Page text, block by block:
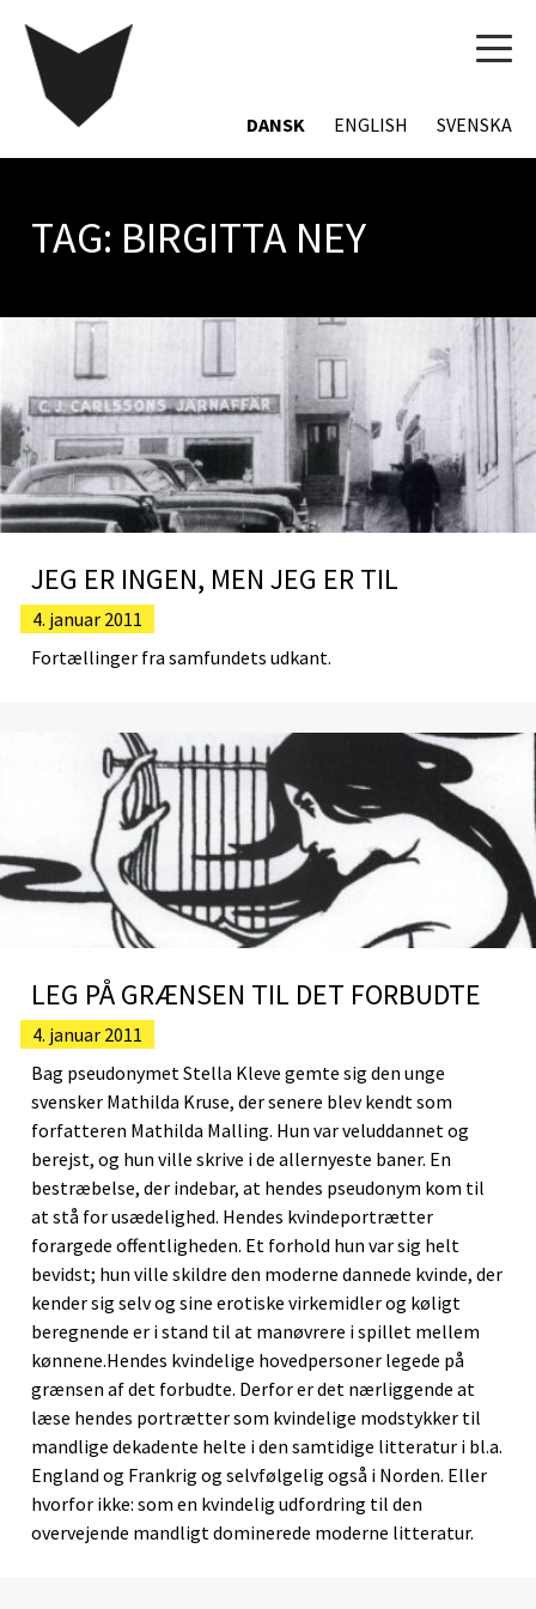
DANSK ENGLISH SVENSKA
TAG: BIRGITTA NEY
JEG ER INGEN, MEN JEG ER TIL
4. januar 2011
Fortællinger fra samfundets udkant.
LEG PÅ GRÆNSEN TIL DET FORBUDTE
4. januar 2011
Bag pseudonymet Stella Kleve gemte sig den unge
svensker Mathilda Kruse, der senere blev kendt som
forfatteren Mathilda Malling. Hun var veluddannet og
berejst, og hun ville skrive i de allernyeste baner. En
bestræbelse, der indebar, at hendes pseudonym kom til
at stå for usædelighed. Hendes kvindeportrætter
forargede offentligheden. Et forhold hun var sig helt
bevidst; hun ville skildre den moderne dannede kvinde, der
kender sig selv og sine erotiske virkemidler og køligt
beregnende er i stand til at manøvrere i spillet mellem
kønnene.Hendes kvindelige hovedpersoner legede på
grænsen af det forbudte. Derfor er det nærliggende at
læse hendes portrætter som kvindelige modstykker til
mandlige dekadente helte i den samtidige litteratur i bl.a.
England og Frankrig og selvfølgelig også i Norden. Eller
hvorfor ikke: som en kvindelig udfordring til den
overvejende mandligt dominerede moderne litteratur.